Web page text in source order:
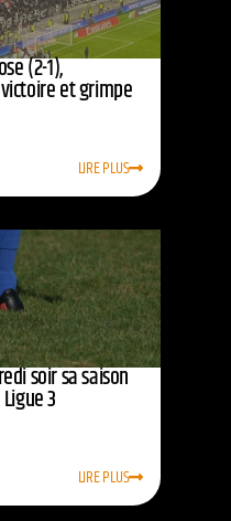
(2-1),
et grimpe
LIRE PLUS
soir sa saison
3
LIRE PLUS